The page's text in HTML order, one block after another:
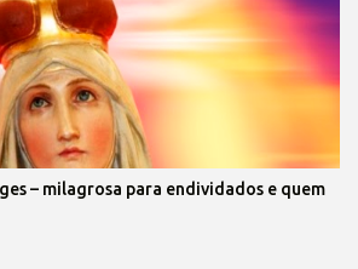
– milagrosa para endividados e quem